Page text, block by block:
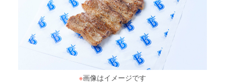
※画像はイメージです